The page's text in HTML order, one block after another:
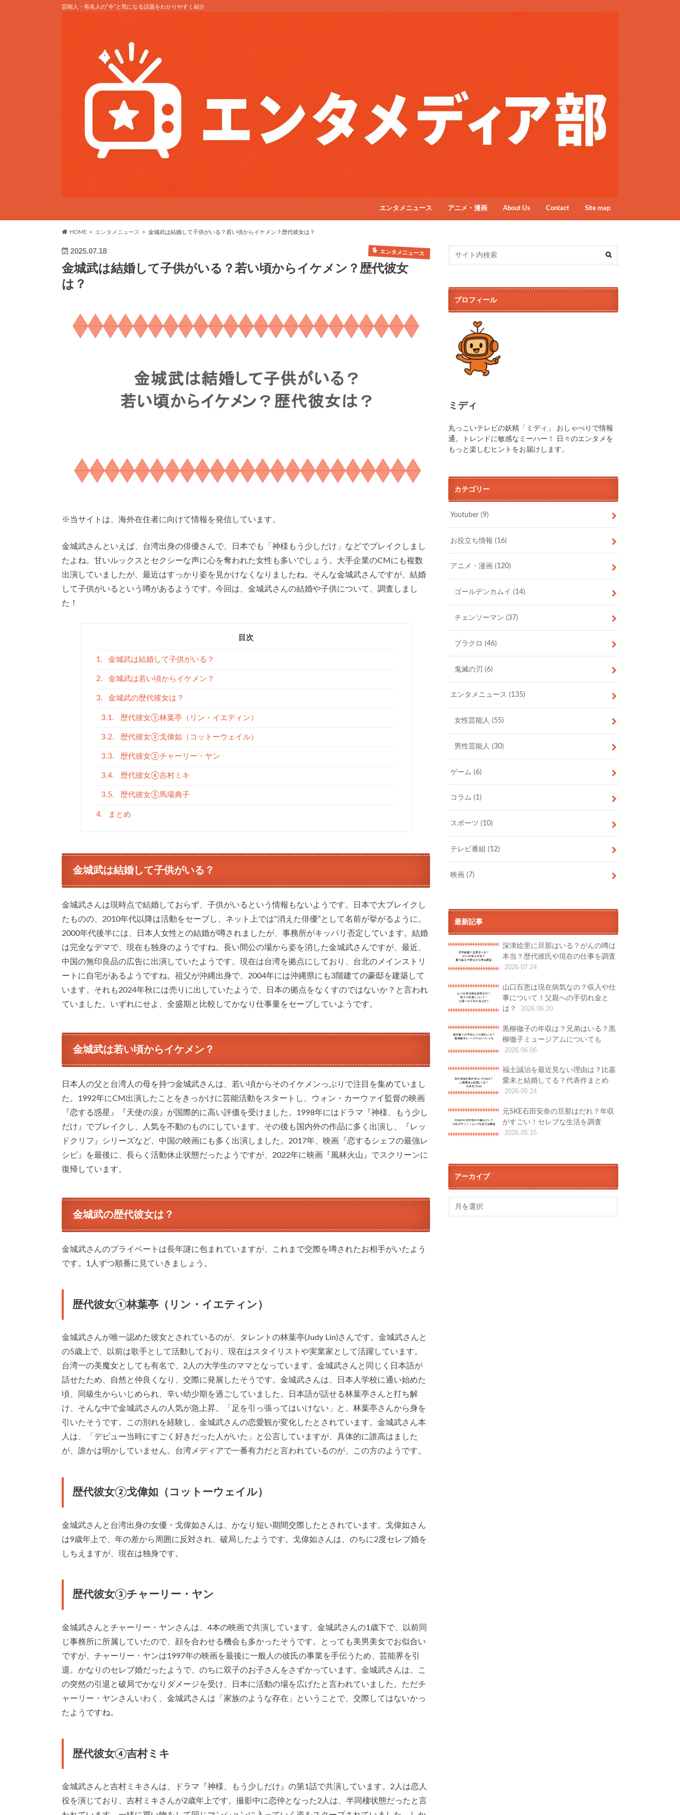
芸能人・有名人の“今”と気になる話題をわかりやすく紹介
エンタメニュース アニメ・漫画 About Us Contact Site map
HOME エンタメニュース 金城武は結婚して子供がいる？若い頃からイケメン？歴代彼女は？
2025.07.18 エンタメニュース
金城武は結婚して子供がいる？若い頃からイケメン？歴代彼女
は？
※当サイトは、海外在住者に向けて情報を発信しています。
金城武さんといえば、台湾出身の俳優さんで、日本でも「神様もう少しだけ」などでブレイクしまし
たよね。甘いルックスとセクシーな声に心を奪われた女性も多いでしょう。大手企業のCMにも複数
出演していましたが、最近はすっかり姿を見かけなくなりましたね。そんな金城武さんですが、結婚
して子供がいるという噂があるようです。今回は、金城武さんの結婚や子供について、調査しまし
た！
目次
1. 金城武は結婚して子供がいる？
2. 金城武は若い頃からイケメン？
3. 金城武の歴代彼女は？
3.1. 歴代彼女①林葉亭（リン・イエティン）
3.2. 歴代彼女②戈偉如（コットーウェイル）
3.3. 歴代彼女③チャーリー・ヤン
3.4. 歴代彼女④吉村ミキ
3.5. 歴代彼女⑤馬場典子
4. まとめ
金城武は結婚して子供がいる？
金城武さんは現時点で結婚しておらず、子供がいるという情報もないようです。日本で大ブレイクし
たものの、2010年代以降は活動をセーブし、ネット上では“消えた俳優”として名前が挙がるように。
2000年代後半には、日本人女性との結婚が噂されましたが、事務所がキッパリ否定しています。結婚
は完全なデマで、現在も独身のようですね。長い間公の場から姿を消した金城武さんですが、最近、
中国の無印良品の広告に出演していたようです。現在は台湾を拠点にしており、台北のメインストリ
ートに自宅があるようですね。祖父が沖縄出身で、2004年には沖縄県にも3階建ての豪邸を建築して
います。それも2024年秋には売りに出していたようで、日本の拠点をなくすのではないか？と言われ
ていました。いずれにせよ、全盛期と比較してかなり仕事量をセーブしていようです。
金城武は若い頃からイケメン？
日本人の父と台湾人の母を持つ金城武さんは、若い頃からそのイケメンっぷりで注目を集めていまし
た。1992年にCM出演したことをきっかけに芸能活動をスタートし、ウォン・カーウァイ監督の映画
『恋する惑星』『天使の涙』が国際的に高い評価を受けました。1998年にはドラマ『神様、もう少し
だけ』でブレイクし、人気を不動のものにしています。その後も国内外の作品に多く出演し、『レッ
ドクリフ』シリーズなど、中国の映画にも多く出演しました。2017年、映画『恋するシェフの最強レ
シピ』を最後に、長らく活動休止状態だったようですが、2022年に映画『風林火山』でスクリーンに
復帰しています。
金城武の歴代彼女は？
金城武さんのプライベートは長年謎に包まれていますが、これまで交際を噂されたお相手がいたよう
です。1人ずつ順番に見ていきましょう。
歴代彼女①林葉亭（リン・イエティン）
金城武さんが唯一認めた彼女とされているのが、タレントの林葉亭(Judy Lin)さんです。金城武さんと
の5歳上で、以前は歌手として活動しており、現在はスタイリストや実業家として活躍しています。
台湾一の美魔女としても有名で、2人の大学生のママとなっています。金城武さんと同じく日本語が
話せたため、自然と仲良くなり、交際に発展したそうです。金城武さんは、日本人学校に通い始めた
頃、同級生からいじめられ、辛い幼少期を過ごしていました。日本語が話せる林葉亭さんと打ち解
け、そんな中で金城武さんの人気が急上昇。「足を引っ張ってはいけない」と、林葉亭さんから身を
引いたそうです。この別れを経験し、金城武さんの恋愛観が変化したとされています。金城武さん本
人は、「デビュー当時にすごく好きだった人がいた」と公言していますが、具体的に誰高はました
が、誰かは明かしていません。台湾メディアで一番有力だと言われているのが、この方のようです。
歴代彼女②戈偉如（コットーウェイル）
金城武さんと台湾出身の女優・戈偉如さんは、かなり短い期間交際したとされています。戈偉如さん
は9歳年上で、年の差から周囲に反対され、破局したようです。戈偉如さんは、のちに2度セレブ婚を
しちえますが、現在は独身です。
歴代彼女③チャーリー・ヤン
金城武さんとチャーリー・ヤンさんは、4本の映画で共演しています。金城武さんの1歳下で、以前同
じ事務所に所属していたので、顔を合わせる機会も多かったそうです。とっても美男美女でお似合い
ですが、チャーリー・ヤンは1997年の映画を最後に一般人の彼氏の事業を手伝うため、芸能界を引
退。かなりのセレブ婚だったようで、のちに双子のお子さんをさずかっています。金城武さんは、こ
の突然の引退と破局でかなりダメージを受け、日本に活動の場を広げたと言われていました。ただチ
ャーリー・ヤンさんいわく、金城武さんは「家族のような存在」ということで、交際してはないかっ
たようですね。
歴代彼女④吉村ミキ
金城武さんと吉村ミキさんは、ドラマ『神様、もう少しだけ』の第1話で共演しています。2人は恋人
役を演じており、吉村ミキさんが2歳年上です。撮影中に恋仲となった2人は、半同棲状態だったと言
プロフィール
ミディ
丸っこいテレビの妖精「ミディ」 おしゃべりで情報
通。トレンドに敏感なミーハー！ 日々のエンタメを
もっと楽しむヒントをお届けします。
カテゴリー
Youtuber(9)
お役立ち情報(16)
アニメ・漫画(120)
ゴールデンカムイ (14)
チェンソーマン (37)
ブラクロ (46)
鬼滅の刃 (6)
エンタメニュース(135)
女性芸能人 (55)
男性芸能人 (30)
ゲーム(6)
コラム(1)
スポーツ(10)
テレビ番組(12)
映画(7)
最新記事
深津絵里に旦那はいる？がんの噂は
本当？歴代彼氏や現在の仕事を調査
2026.07.24
山口百恵は現在病気なの？収入や仕
事について！父親への手切れ金と
は？
2026.06.20
黒柳徹子の年収は？兄弟はいる？黒
柳徹子ミュージアムについても
2026.06.06
福士誠治を最近見ない理由は？比嘉
愛未と結婚してる？代表作まとめ
2026.05.24
元SKE石田安奈の旦那はだれ？年収
がすごい！セレブな生活を調査
2026.05.15
アーカイブ